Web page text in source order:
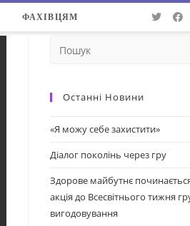
ФАХІВЦЯМ
Останні Новини
«Я можу себе захистити»
Діалог поколінь через гру
Здорове майбутнє
акція до Всесвітнього тижня
вигодовування